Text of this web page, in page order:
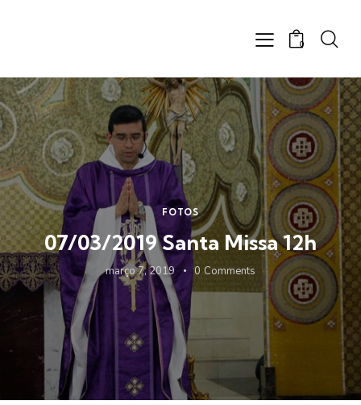
0
FOTOS
07/03/2019 Santa Missa 12h
março 7, 2019 0 Comments